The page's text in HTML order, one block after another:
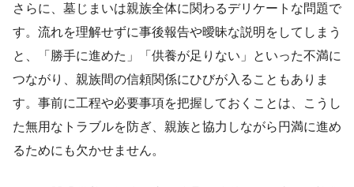
さらに、墓じまいは親族全体に関わるデリケートな問題で
す。流れを理解せずに事後報告や曖昧な説明をしてしまう
と、「勝手に進めた」「供養が足りない」といった不満に
つながり、親族間の信頼関係にひびが入ることもありま
す。事前に工程や必要事項を把握しておくことは、こうし
た無用なトラブルを防ぎ、親族と協力しながら円満に進め
るためにも欠かせません。